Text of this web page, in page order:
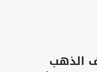
الذهب